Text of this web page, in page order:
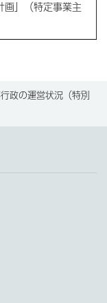
画」（特定事業主
政の運営状況（特別